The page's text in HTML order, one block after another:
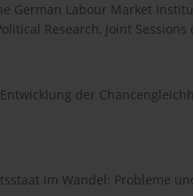
German Labour Market
Research, Joint
der
im Wandel: Probleme